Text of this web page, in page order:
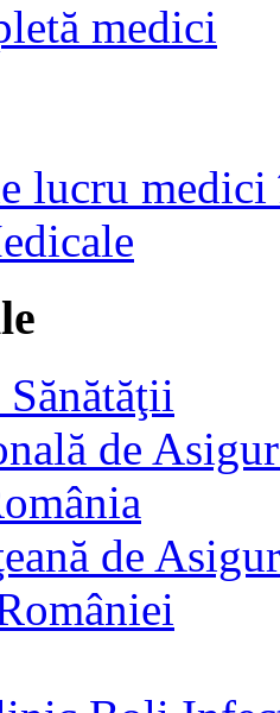
medici
lucru
de
de